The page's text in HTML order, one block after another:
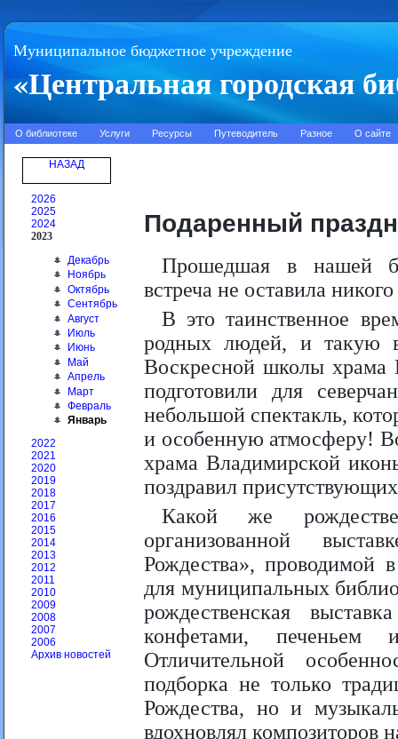
Муниципальное бюджетное учреждение
«Центральная городская
О библиотеке Услуги Ресурсы Путеводитель Разное О сайте
НАЗАД
2026
2025
2024
2023
Декабрь
Ноябрь
Октябрь
Сентябрь
Август
Июль
Июнь
Май
Апрель
Март
Февраль
Январь
2022
2021
2020
2019
2018
2017
2016
2015
2014
2013
2012
2011
2010
2009
2008
2007
2006
Архив новостей
Подаренный
Прошедшая в нашей
встреча не оставила
В это таинственное
родных людей, и такую
Воскресной школы
подготовили для
небольшой спектакль,
и особенную атмосферу!
храма Владимирской
поздравил
Какой же
организованной
Рождества», проводимой
для муниципальных
рождественская
конфетами, печеньем
Отличительной
подборка не только
Рождества, но и
вдохновлял композиторов